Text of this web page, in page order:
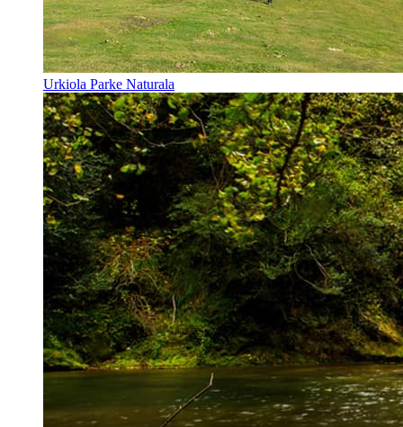
Urkiola Parke Naturala